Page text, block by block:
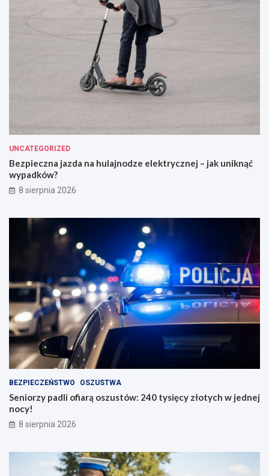
UNCATEGORIZED
Bezpieczna jazda na hulajnodze elektrycznej – jak uniknąć
wypadków?
8 sierpnia 2026
BEZPIECZEŃSTWO OSZUSTWA
Seniorzy padli ofiarą oszustów: 240 tysięcy złotych w jednej
nocy!
8 sierpnia 2026